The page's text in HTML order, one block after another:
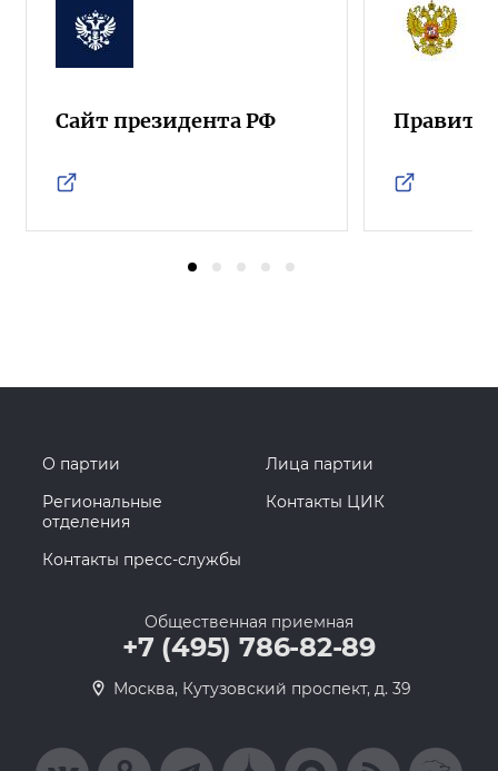
Сайт президента РФ
О партии
Лица партии
Региональные
отделения
Контакты ЦИК
Контакты пресс-службы
Общественная приемная
+7 (495) 786-82-89
Москва, Кутузовский проспект, д. 39